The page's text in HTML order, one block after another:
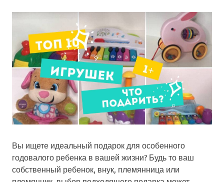
Вы ищете идеальный подарок для особенного
годовалого ребенка в вашей жизни? Будь то ваш
собственный ребенок, внук, племянница или